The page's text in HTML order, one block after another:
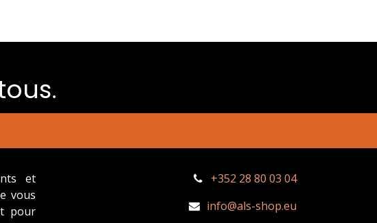
et
vous
pour
+352 28 80 03 04
info@als-shop.eu